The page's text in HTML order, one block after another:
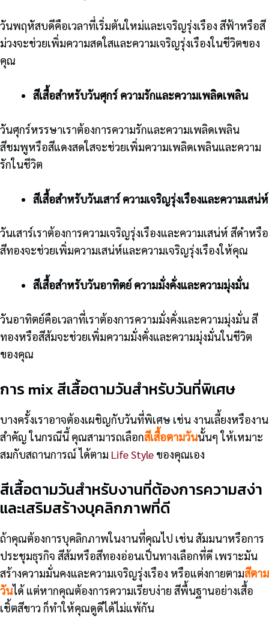
วันพฤหัสบดีคือเวลาที่เริ่มต้นใหม่และเจริญรุ่งเรือง สีฟ้าหรือสี
ม่วงจะช่วยเพิ่มความสดใสและความเจริญรุ่งเรืองในชีวิตของ
คุณ
สีเสื้อสำหรับวันศุกร์ ความรักและความเพลิดเพลิน
วันศุกร์หรรษาเราต้องการความรักและความเพลิดเพลิน
สีชมพูหรือสีแดงสดใสจะช่วยเพิ่มความเพลิดเพลินและความ
รักในชีวิต
สีเสื้อสำหรับวันเสาร์ ความเจริญรุ่งเรืองและความเสน่ห์
วันเสาร์เราต้องการความเจริญรุ่งเรืองและความเสน่ห์ สีดำหรือ
สีทองจะช่วยเพิ่มความเสน่ห์และความเจริญรุ่งเรืองให้คุณ
สีเสื้อสำหรับวันอาทิตย์ ความมั่งคั่งและความมุ่งมั่น
วันอาทิตย์คือเวลาที่เราต้องการความมั่งคั่งและความมุ่งมั่น สี
ทองหรือสีส้มจะช่วยเพิ่มความมั่งคั่งและความมุ่งมั่นในชีวิต
ของคุณ
การ mix สีเสื้อตามวันสำหรับวันที่พิเศษ
บางครั้งเราอาจต้องเผชิญกับวันที่พิเศษ เช่น งานเลี้ยงหรืองาน
สำคัญ ในกรณีนี้ คุณสามารถเลือกสีเสื้อตามวันนั้นๆ ให้เหมาะ
สมกับสถานการณ์ ได้ตาม Life Style ของคุณเอง
สีเสื้อตามวันสำหรับงานที่ต้องการความสง่า
และเสริมสร้างบุคลิกภาพที่ดี
ถ้าคุณต้องการบุคลิกภาพในงานที่คุณไป เช่น สัมมนาหรือการ
ประชุมธุรกิจ สีส้มหรือสีทองอ่อนเป็นทางเลือกที่ดี เพราะมัน
สร้างความมั่นคงและความเจริญรุ่งเรือง หรือแต่งกายตามสีตาม
วันได้ แต่หากคุณต้องการความเรียบง่าย สีพื้นฐานอย่างเสื้อ
เชิ้ตสีขาว ก็ทำให้คุณดูดีได้ไม่แพ้กัน